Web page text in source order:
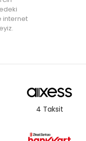
"
internet
4 Taksit